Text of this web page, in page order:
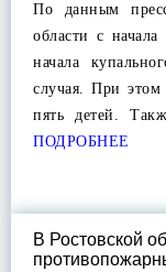
По данным
области с
начала
случая. При этом
пять детей.
ПОДРОБНЕЕ
В Ростовской